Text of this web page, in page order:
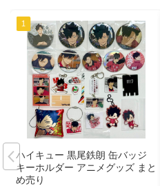
ハイキュー 黒尾鉄朗 缶バッジ
キーホルダー アニメグッズ まと
め売り